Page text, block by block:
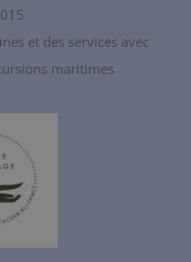
et des services avec
maritimes